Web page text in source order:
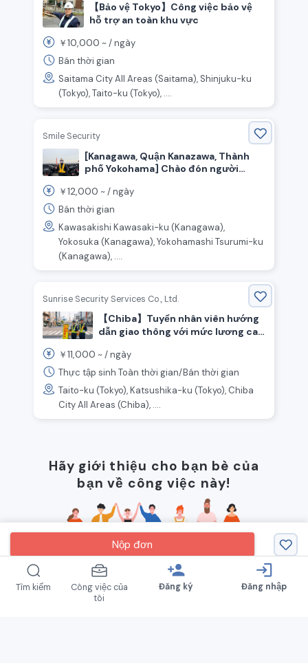
Nộp đơn
【Bảo vệ Tokyo】Công việc bảo vệ
hỗ trợ an toàn khu vực
￥10,000 ~ /ngày
Bán thời gian
Saitama City All Areas (Saitama), Shinjuku-ku
(Tokyo), Taito-ku (Tokyo), ....
Smile Security
[Kanagawa, Quận Kanazawa, Thành
phố Yokohama] Chào đón người
nhân viên bảo vệ hướng dẫn giao
thông.
￥12,000 ~ /ngày
Bán thời gian
Kawasakishi Kawasaki-ku (Kanagawa),
Yokosuka (Kanagawa), Yokohamashi Tsurumi-ku
(Kanagawa), ....
Sunrise Security Services Co., Ltd.
【Chiba】Tuyển nhân viên hướng
dẫn giao thông với mức lương cao
￥11,000 ~ /ngày
Thực tập sinh Toàn thời gian/Bán thời gian
Taito-ku (Tokyo), Katsushika-ku (Tokyo), Chiba
City All Areas (Chiba), ....
Hãy giới thiệu cho bạn bè của
bạn về công việc này!
Tìm kiếm
Công việc của
tôi
person_add
Đăng ký
login
Đăng nhập